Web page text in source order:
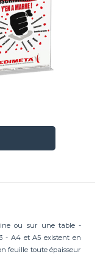
ou sur une table -
- A4 et A5 existent en
feuille toute épaisseur